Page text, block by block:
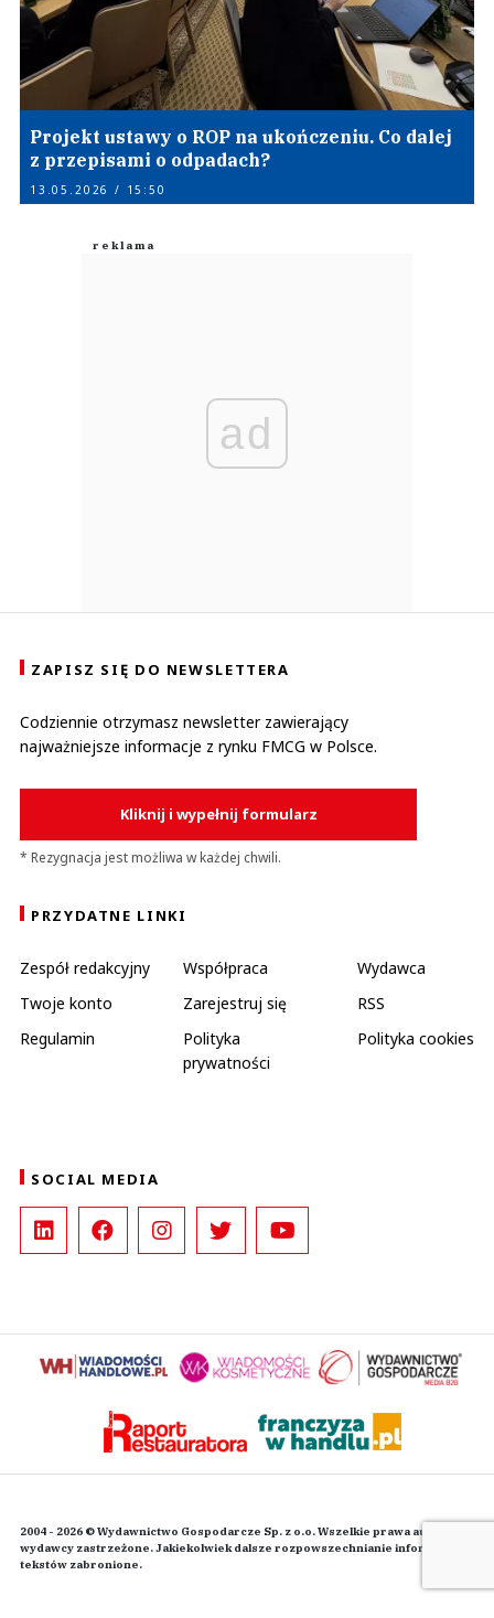
Projekt ustawy o ROP na ukończeniu. Co dalej
z przepisami o odpadach?
13.05.2026 / 15:50
ad
ZAPISZ SIĘ DO NEWSLETTERA
Codziennie otrzymasz newsletter zawierający
najważniejsze informacje z rynku FMCG w Polsce.
Kliknij i wypełnij formularz
* Rezygnacja jest możliwa w każdej chwili.
PRZYDATNE LINKI
Zespół redakcyjny Współpraca
Wydawca
Twoje konto
Zarejestruj się
RSS
Regulamin
Polityka
prywatności
Polityka cookies
SOCIAL MEDIA
2004 - 2026 © Wydawnictwo Gospodarcze Sp. z o.o. Wszelkie prawa autorskie
wydawcy zastrzeżone. Jakiekolwiek dalsze rozpowszechnianie informacji i
tekstów zabronione.